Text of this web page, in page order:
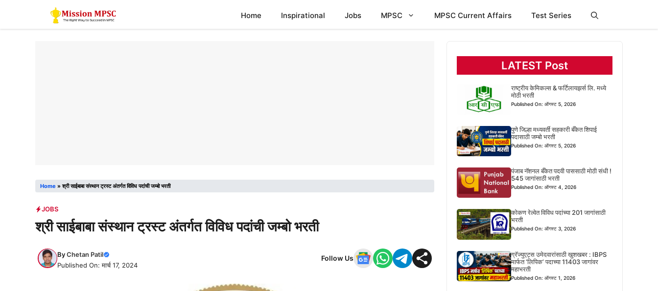
Home Inspirational Jobs MPSC MPSC Current Affairs Test Series
Home »श्री साईबाबा संस्थान ट्रस्ट अंतर्गत विविध पदांची जम्बो भरती
JOBS
श्री साईबाबा संस्थान ट्रस्ट अंतर्गत विविध पदांची जम्बो भरती
ByChetan Patil
Published On: मार्च 17, 2024
Follow Us
LATEST Post
राष्ट्रीय केमिकल्स & फर्टिलायझर्स लि. मध्ये
मोठी भरती
Published On: ऑगस्ट 5, 2026
पुणे जिल्हा मध्यवर्ती सहकारी बँकेत शिपाई
पदासाठी जम्बो भरती
Published On: ऑगस्ट 5, 2026
पंजाब नॅशनल बँकेत पदवी पाससाठी मोठी संधी !
545 जागांसाठी भरती
Published On: ऑगस्ट 4, 2026
कोकण रेल्वेत विविध पदांच्या 201 जागांसाठी
भरती
Published On: ऑगस्ट 3, 2026
ग्रॅज्युएट्स उमेदवारांसाठी खुशखबर : IBPS
मार्फत ‘लिपिक’ पदाच्या 11403 जागांवर
महाभरती
Published On: ऑगस्ट 1, 2026